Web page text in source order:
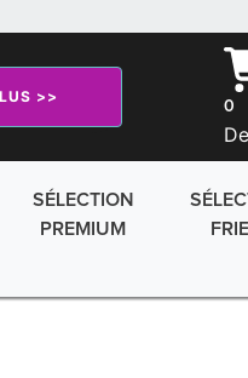
>>
0
SÉLECTION
PREMIUM